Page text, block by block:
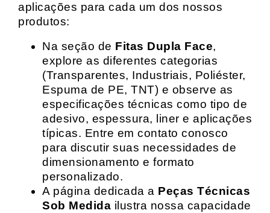
aplicações para cada um dos nossos
produtos:
Na seção de Fitas Dupla Face,
explore as diferentes categorias
(Transparentes, Industriais, Poliéster,
Espuma de PE, TNT) e observe as
especificações técnicas como tipo de
adesivo, espessura, liner e aplicações
típicas. Entre em contato conosco
para discutir suas necessidades de
dimensionamento e formato
personalizado.
A página dedicada a Peças Técnicas
Sob Medida ilustra nossa capacidade